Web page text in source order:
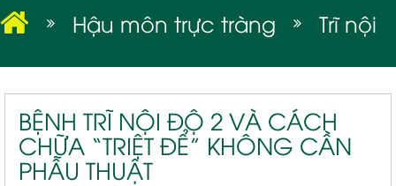
Hậu môn trực tràng Trĩ nội
BỆNH TRĨ NỘI ĐỘ 2 VÀ CÁCH
CHỮA “TRIỆT ĐỂ” KHÔNG CẦN
PHẪU THUẬT